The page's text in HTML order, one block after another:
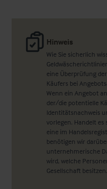
Hinweis
Wie Sie sicherlich
eine Überprüfung
Käufers bei
Wenn ein Angebot
der/die potentielle
Identitätsnachweis
vorlegen. Handelt
eine im
benötigen wir
unternehmerische
wird, welche
Gesellschaft besitzen.